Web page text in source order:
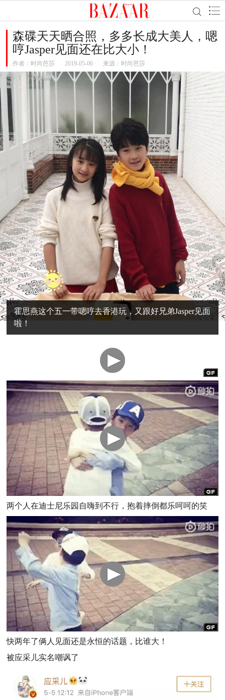
森碟天天晒合照，多多长成大美人，嗯
哼Jasper见面还在比大小！
作者： 时尚芭莎 2019-05-06 来源：时尚芭莎
霍思燕这个五一带嗯哼去香港玩，又跟好兄弟Jasper见面
啦！
两个人在迪士尼乐园自嗨到不行，抱着摔倒都乐呵呵的笑
快两年了俩人见面还是永恒的话题，比谁大！
被应采儿实名嘲讽了